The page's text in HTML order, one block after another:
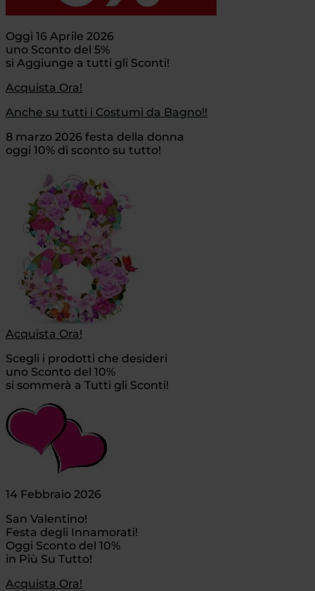
Oggi 16 Aprile 2026
uno Sconto del 5%
si Aggiunge a tutti gli Sconti!
Acquista Ora!
Anche su tutti i Costumi da Bagno!!
8 marzo 2026 festa della donna
oggi 10% di sconto su tutto!
Acquista Ora!
Scegli i prodotti che desideri
uno Sconto del 10%
si sommerà a Tutti gli Sconti!
14 Febbraio 2026
San Valentino!
Festa degli Innamorati!
Oggi Sconto del 10%
in Più Su Tutto!
Acquista Ora!